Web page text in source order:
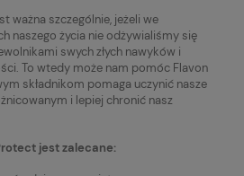
ważna szczególnie, jeżeli we
naszego życia nie odżywialiśmy się
swych złych nawyków i
To wtedy może nam pomóc Flavon
składnikom pomaga uczynić nasze
i lepiej chronić nasz
jest zalecane: